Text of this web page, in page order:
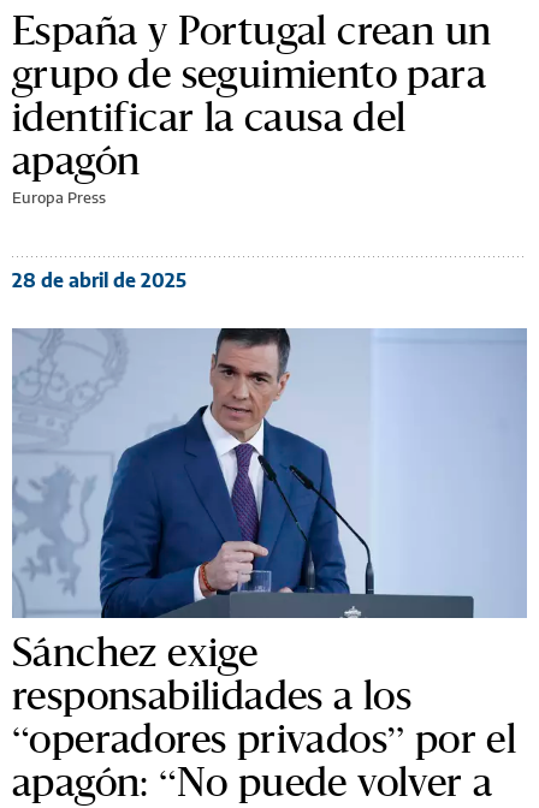
España y Portugal crean un
grupo de seguimiento para
identificar la causa del
apagón
Europa Press
28 de abril de 2025
Sánchez exige
responsabilidades a los
“operadores privados” por el
apagón: “No puede volver a